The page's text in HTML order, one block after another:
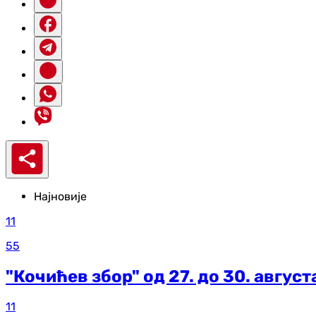
Најновије
11
55
"Кочићев збор" од 27. до 30.
11